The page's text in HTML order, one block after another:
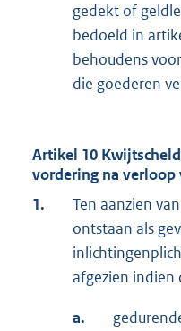
gedekt of
bedoeld in
behoudens
die goederen
Artikel 10
vordering na verloop
1.
Ten aanzien
ontstaan als
afgezien indien
a.